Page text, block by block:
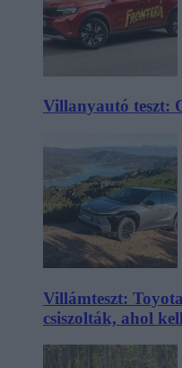
Villanyautó teszt:
Villámteszt:
csiszolták, ahol